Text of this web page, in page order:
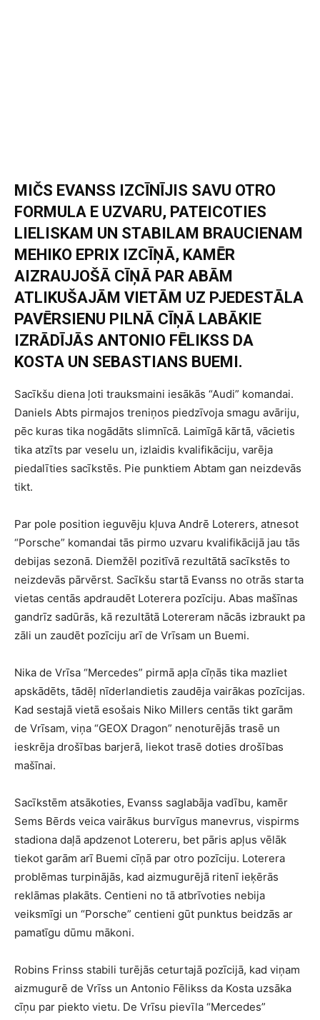
MIČS EVANSS IZCĪNĪJIS SAVU OTRO
FORMULA E UZVARU, PATEICOTIES
LIELISKAM UN STABILAM BRAUCIENAM
MEHIKO EPRIX IZCĪŅĀ, KAMĒR
AIZRAUJOŠĀ CĪŅĀ PAR ABĀM
ATLIKUŠAJĀM VIETĀM UZ PJEDESTĀLA
PAVĒRSIENU PILNĀ CĪŅĀ LABĀKIE
IZRĀDĪJĀS ANTONIO FĒLIKSS DA
KOSTA UN SEBASTIANS BUEMI.
Sacīkšu diena ļoti trauksmaini iesākās “Audi” komandai.
Daniels Abts pirmajos treniņos piedzīvoja smagu avāriju,
pēc kuras tika nogādāts slimnīcā. Laimīgā kārtā, vācietis
tika atzīts par veselu un, izlaidis kvalifikāciju, varēja
piedalīties sacīkstēs. Pie punktiem Abtam gan neizdevās
tikt.
Par pole position ieguvēju kļuva Andrē Loterers, atnesot
“Porsche” komandai tās pirmo uzvaru kvalifikācijā jau tās
debijas sezonā. Diemžēl pozitīvā rezultātā sacīkstēs to
neizdevās pārvērst. Sacīkšu startā Evanss no otrās starta
vietas centās apdraudēt Loterera pozīciju. Abas mašīnas
gandrīz sadūrās, kā rezultātā Lotereram nācās izbraukt pa
zāli un zaudēt pozīciju arī de Vrīsam un Buemi.
Nika de Vrīsa “Mercedes” pirmā apļa cīņās tika mazliet
apskādēts, tādēļ nīderlandietis zaudēja vairākas pozīcijas.
Kad sestajā vietā esošais Niko Millers centās tikt garām
de Vrīsam, viņa “GEOX Dragon” nenoturējās trasē un
ieskrēja drošības barjerā, liekot trasē doties drošības
mašīnai.
Sacīkstēm atsākoties, Evanss saglabāja vadību, kamēr
Sems Bērds veica vairākus burvīgus manevrus, vispirms
stadiona daļā apdzenot Lotereru, bet pāris apļus vēlāk
tiekot garām arī Buemi cīņā par otro pozīciju. Loterera
problēmas turpinājās, kad aizmugurējā ritenī ieķērās
reklāmas plakāts. Centieni no tā atbrīvoties nebija
veiksmīgi un “Porsche” centieni gūt punktus beidzās ar
pamatīgu dūmu mākoni.
Robins Frinss stabili turējās ceturtajā pozīcijā, kad viņam
aizmugurē de Vrīss un Antonio Fēlikss da Kosta uzsāka
cīņu par piekto vietu. De Vrīsu pievīla “Mercedes”